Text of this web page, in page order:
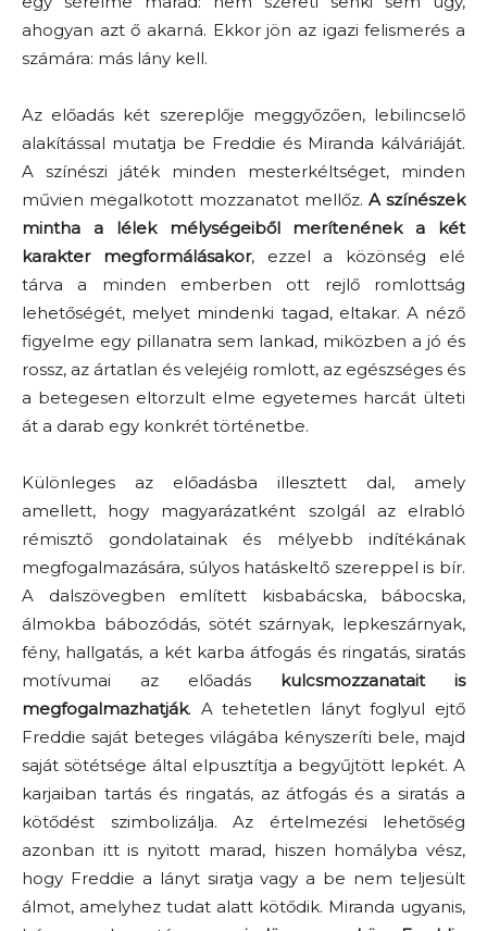
ahogyan azt ő akarná. Ekkor jön az igazi felismerés a
számára: más lány kell.
Az előadás két szereplője meggyőzően, lebilincselő
alakítással mutatja be Freddie és Miranda kálváriáját.
A színészi játék minden mesterkéltséget, minden
művien megalkotott mozzanatot mellőz. A színészek
mintha a lélek mélységeiből merítenének a két
karakter megformálásakor, ezzel a közönség elé
tárva a minden emberben ott rejlő romlottság
lehetőségét, melyet mindenki tagad, eltakar. A néző
figyelme egy pillanatra sem lankad, miközben a jó és
rossz, az ártatlan és velejéig romlott, az egészséges és
a betegesen eltorzult elme egyetemes harcát ülteti
át a darab egy konkrét történetbe.
Különleges az előadásba illesztett dal, amely
amellett, hogy magyarázatként szolgál az elrabló
rémisztő gondolatainak és mélyebb indítékának
megfogalmazására, súlyos hatáskeltő szereppel is bír.
A dalszövegben említett kisbabácska, bábocska,
álmokba bábozódás, sötét szárnyak, lepkeszárnyak,
fény, hallgatás, a két karba átfogás és ringatás, siratás
motívumai az előadás kulcsmozzanatait is
megfogalmazhatják. A tehetetlen lányt foglyul ejtő
Freddie saját beteges világába kényszeríti bele, majd
saját sötétsége által elpusztítja a begyűjtött lepkét. A
karjaiban tartás és ringatás, az átfogás és a siratás a
kötődést szimbolizálja. Az értelmezési lehetőség
azonban itt is nyitott marad, hiszen homályba vész,
hogy Freddie a lányt siratja vagy a be nem teljesült
álmot, amelyhez tudat alatt kötődik. Miranda ugyanis,